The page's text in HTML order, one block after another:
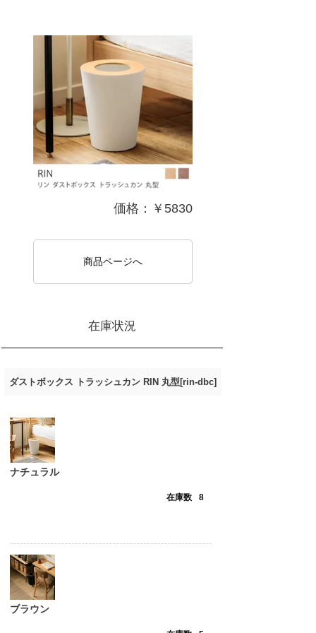
価格：￥5830
商品ページへ
在庫状況
ダストボックス トラッシュカン RIN 丸型[rin-dbc]
ナチュラル
在庫数 8
ブラウン